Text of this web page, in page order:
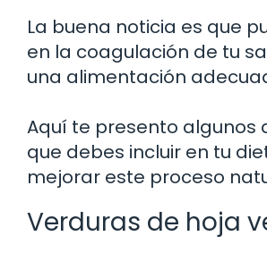
La buena noticia es que
en la coagulación de tu
una alimentación
Aquí te presento algunos
que debes incluir en tu
mejorar este proceso
Verduras de hoja